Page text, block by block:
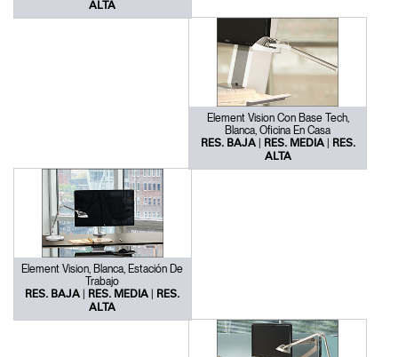
ALTA
Element Vision Con Base Tech,
Blanca, Oficina En Casa
RES. BAJA | RES. MEDIA | RES.
ALTA
Element Vision, Blanca, Estación De
Trabajo
RES. BAJA | RES. MEDIA | RES.
ALTA